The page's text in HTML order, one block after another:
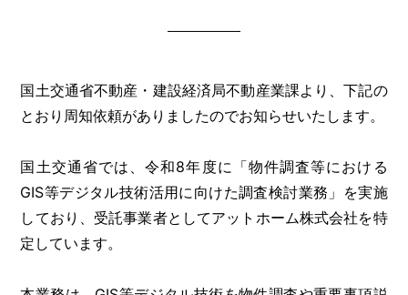
国土交通省不動産・建設経済局不動産業課より、下記の
とおり周知依頼がありましたのでお知らせいたします。
国土交通省では、令和8年度に「物件調査等における
GIS等デジタル技術活用に向けた調査検討業務」を実施
しており、受託事業者としてアットホーム株式会社を特
定しています。